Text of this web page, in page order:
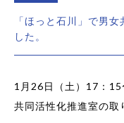
「ほっと石川」で男
した。
1月26日（土）17：
共同活性化推進室の取